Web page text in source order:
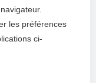
les préférences
ci-